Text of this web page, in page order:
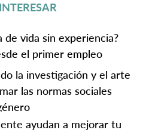
de vida sin experiencia?
el primer empleo
la investigación y el arte
las normas sociales
ayudan a mejorar tu